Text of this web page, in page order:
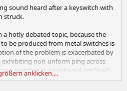
sound heard after a keyswitch with
struck.
a hotly debated topic, because the
be produced from metal switches is
of the problem is exacerbated by
exhibiting non-unform ping across
switches in a keyboard are "bad"
anklicken....